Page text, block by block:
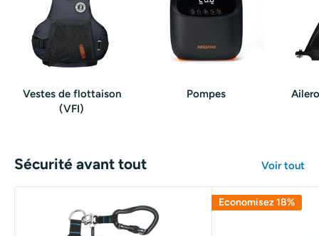
Vestes de flottaison
(VFI)
Pompes
Sécurité avant tout Voir tout
Economisez 18%